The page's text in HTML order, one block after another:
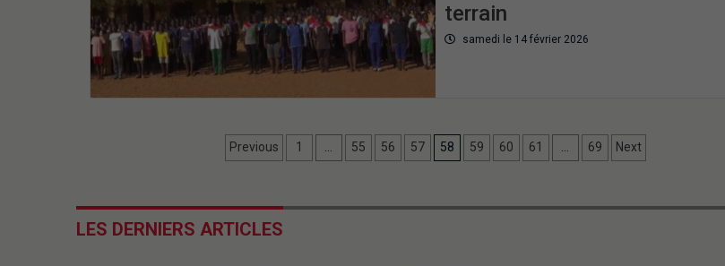
terrain
samedi le 14 février 2026
Previous 1 … 55 56 57 58 59 60 61 … 69 Next
LES DERNIERS ARTICLES